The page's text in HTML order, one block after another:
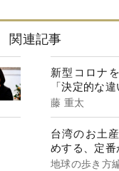
関連記事
新型コロナ
「決定的な
藤 重太
台湾のお土
めする、定
地球の歩き方